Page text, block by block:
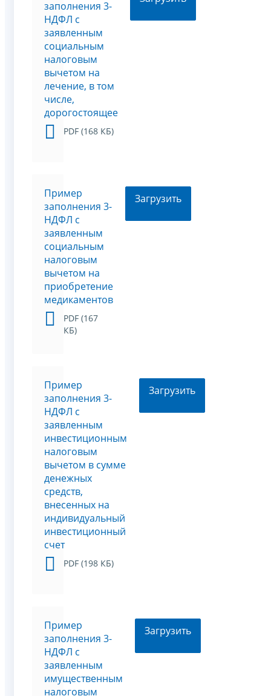
заполнения 3-
НДФЛ с
заявленным
социальным
налоговым
вычетом на
лечение, в том
числе,
дорогостоящее
PDF (168 КБ)
Пример
заполнения 3-
НДФЛ с
заявленным
социальным
налоговым
вычетом на
приобретение
медикаментов
PDF (167
КБ)
Загрузить
Пример
заполнения 3-
НДФЛ с
заявленным
инвестиционным
налоговым
вычетом в сумме
денежных
средств,
внесенных на
индивидуальный
инвестиционный
счет
PDF (198 КБ)
Загрузить
Пример
заполнения 3-
НДФЛ с
заявленным
имущественным
налоговым
Загрузить